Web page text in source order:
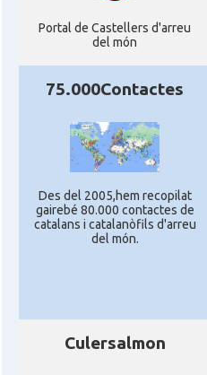
Portal de Castellers d'arreu
del món
75.000Contactes
Des del 2005,hem recopilat
gairebé 80.000 contactes de
catalans i catalanòfils d'arreu
del món.
Culersalmon